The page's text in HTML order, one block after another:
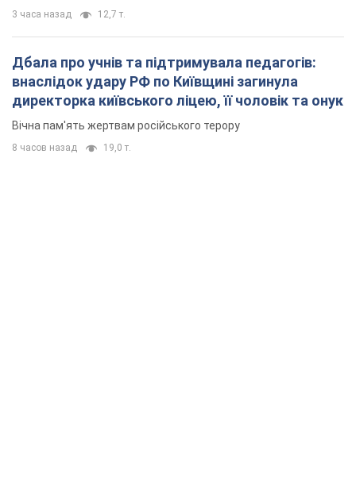
3 часа назад 12,7 т.
Дбала про учнів та підтримувала педагогів:
внаслідок удару РФ по Київщині загинула
директорка київського ліцею, її чоловік та онук
Вічна пам'ять жертвам російського терору
8 часов назад 19,0 т.